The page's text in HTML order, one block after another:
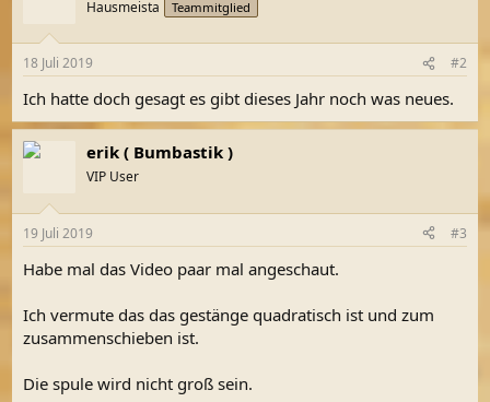
Hausmeista Teammitglied
18 Juli 2019 #2
Ich hatte doch gesagt es gibt dieses Jahr noch was neues.
erik ( Bumbastik )
VIP User
19 Juli 2019 #3
Habe mal das Video paar mal angeschaut.
Ich vermute das das gestänge quadratisch ist und zum
zusammenschieben ist.
Die spule wird nicht groß sein.